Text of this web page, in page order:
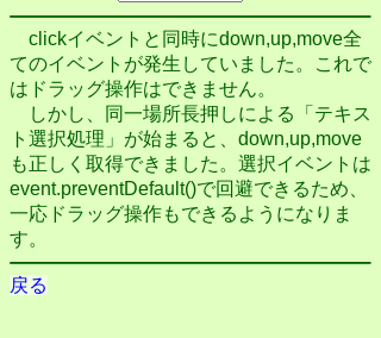
clickイベントと同時にdown,up,move全
てのイベントが発生していました。これで
はドラッグ操作はできません。
しかし、同一場所長押しによる「テキス
ト選択処理」が始まると、down,up,move
も正しく取得できました。選択イベントは
event.preventDefault()で回避できるため、
一応ドラッグ操作もできるようになりま
す。
戻る